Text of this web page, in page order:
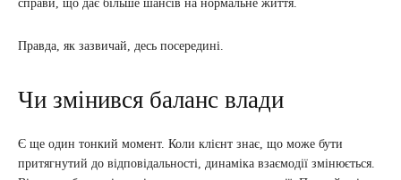
справи, що дає більше шансів на нормальне життя.
Правда, як зазвичай, десь посередині.
Чи змінився баланс влади
Є ще один тонкий момент. Коли клієнт знає, що може бути
притягнутий до відповідальності, динаміка взаємодії змінюється.